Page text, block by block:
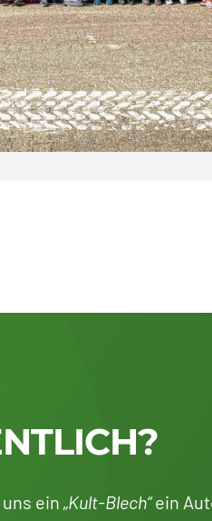
ein „Kult-Blech“ein